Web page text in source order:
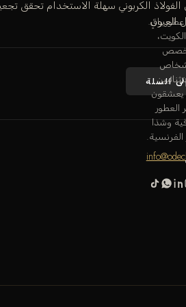
الكربوني سهلة الاستخدام تحقق
العيون.
السلة
راقٍ
يعشقون
وشذا
الفرنسية.